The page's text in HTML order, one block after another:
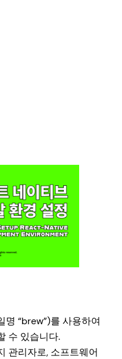
“brew”)를 사용하여
수 있습니다.
관리자로, 소프트웨어